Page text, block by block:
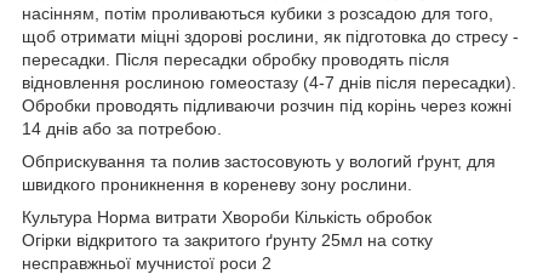
насінням, потім проливаються кубики з розсадою для того,
щоб отримати міцні здорові рослини, як підготовка до стресу -
пересадки. Після пересадки обробку проводять після
відновлення рослиною гомеостазу (4-7 днів після пересадки).
Обробки проводять підливаючи розчин під корінь через кожні
14 днів або за потребою.
Обприскування та полив застосовують у вологий ґрунт, для
швидкого проникнення в кореневу зону рослини.
Культура Норма витрати Хвороби Кількість обробок
Огірки відкритого та закритого ґрунту 25мл на сотку
несправжньої мучнистої роси 2